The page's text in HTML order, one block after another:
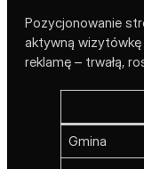
Pozycjonowanie
aktywną
reklamę – trwałą,
Gmina